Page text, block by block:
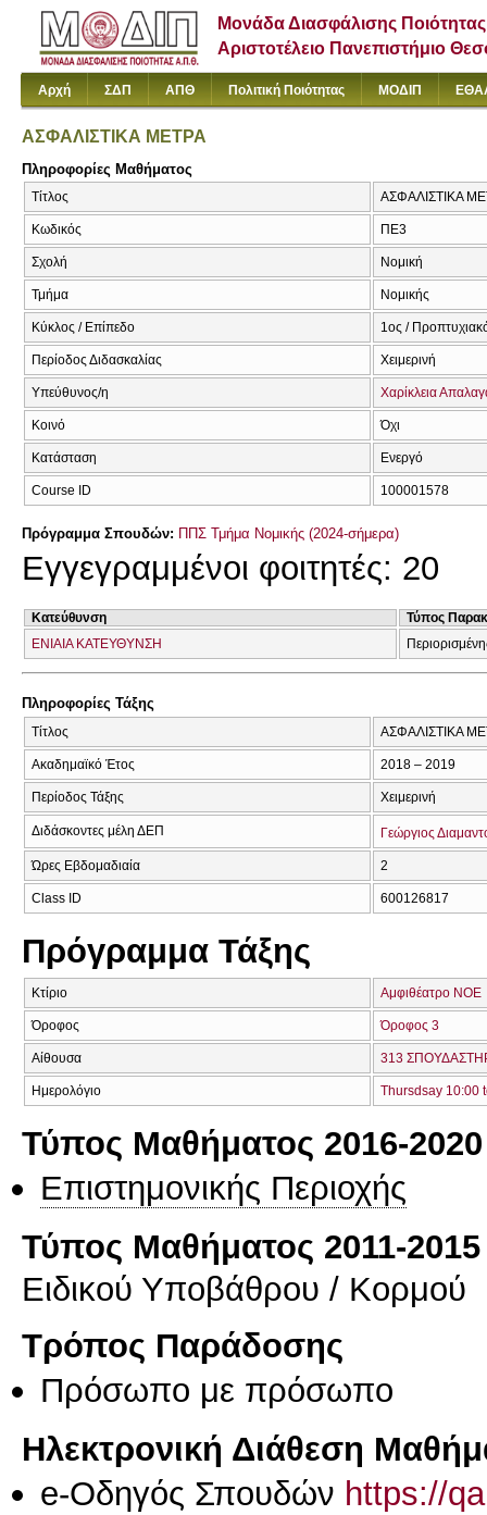
Μονάδα Διασφάλισης Ποιότητας
Αριστοτέλειο Πανεπιστήμιο
Αρχή ΣΔΠ ΑΠΘ Πολιτική Ποιότητας ΜΟΔΙΠ
ΑΣΦΑΛΙΣΤΙΚΑ ΜΕΤΡΑ
Πληροφορίες Μαθήματος
Τίτλος ΑΣΦΑΛΙΣΤΙΚΑ
Κωδικός ΠΕ3
Σχολή Νομική
Τμήμα Νομικής
Κύκλος / Επίπεδο 1ος /
Περίοδος Διδασκαλίας Χειμερινή
Υπεύθυνος/η Χαρίκλεια
Κοινό Όχι
Κατάσταση Ενεργό
Course ID 100001578
Πρόγραμμα Σπουδών: ΠΠΣ Τμήμα Νομικής (2024-σήμερα)
Εγγεγραμμένοι φοιτητές: 20
Κατεύθυνση
Τύπος
ΕΝΙΑΙΑ ΚΑΤΕΥΘΥΝΣΗ
Πληροφορίες Τάξης
Τίτλος ΑΣΦΑΛΙΣΤΙΚΑ
Ακαδημαϊκό Έτος 2018 – 2019
Περίοδος Τάξης Χειμερινή
Διδάσκοντες μέλη ΔΕΠ Γεώργιος
Ώρες Εβδομαδιαία 2
Class ID 600126817
Πρόγραμμα Τάξης
Κτίριο Αμφιθέατρο ΝΟΕ
Όροφος Όροφος 3
Αίθουσα 313
Ημερολόγιο Thursdsay 10:00
Τύπος Μαθήματος 2016-2020
Επιστημονικής Περιοχής
Τύπος Μαθήματος 2011-2015
Ειδικού Υποβάθρου / Κορμού
Τρόπος Παράδοσης
Πρόσωπο με πρόσωπο
Ηλεκτρονική Διάθεση
e-Οδηγός Σπουδών https://